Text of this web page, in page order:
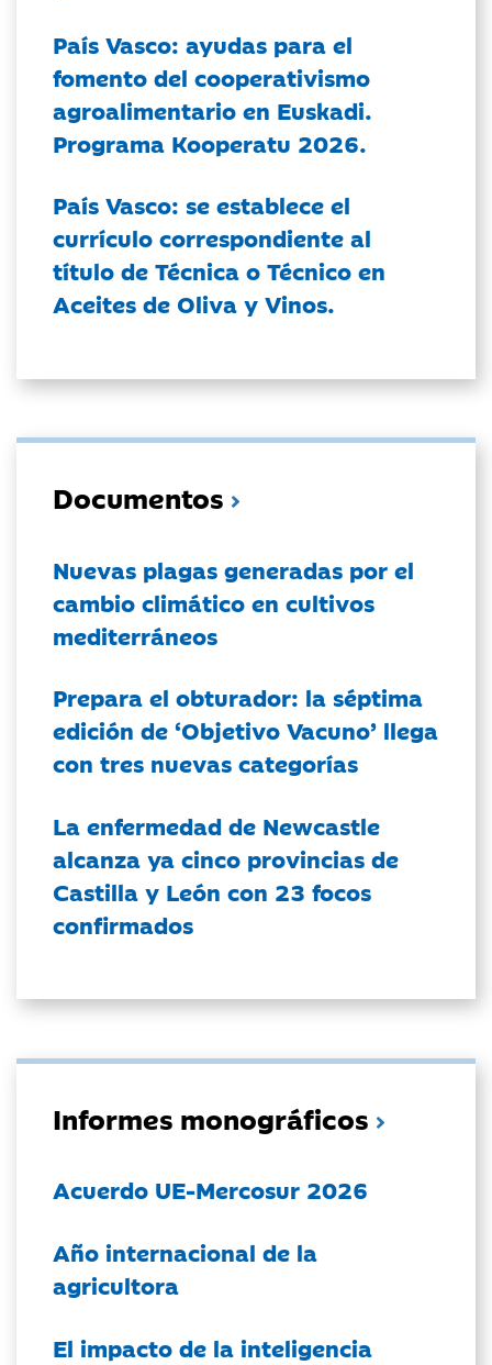
País Vasco: ayudas para el
fomento del cooperativismo
agroalimentario en Euskadi.
Programa Kooperatu 2026.
País Vasco: se establece el
currículo correspondiente al
título de Técnica o Técnico en
Aceites de Oliva y Vinos.
Documentos
Nuevas plagas generadas por el
cambio climático en cultivos
mediterráneos
Prepara el obturador: la séptima
edición de ‘Objetivo Vacuno’ llega
con tres nuevas categorías
La enfermedad de Newcastle
alcanza ya cinco provincias de
Castilla y León con 23 focos
confirmados
Informes monográficos
Acuerdo UE-Mercosur 2026
Año internacional de la
agricultora
El impacto de la inteligencia